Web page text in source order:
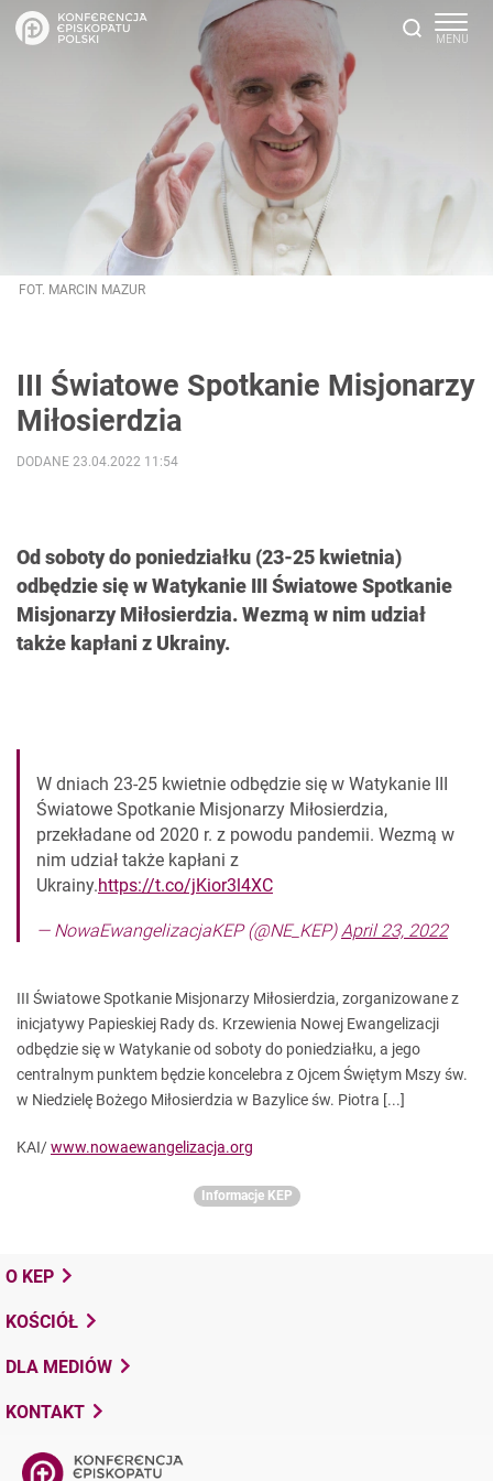
FOT. MARCIN MAZUR
III Światowe Spotkanie Misjonarzy
Miłosierdzia
Od soboty do poniedziałku (23-25 kwietnia)
odbędzie się w Watykanie III Światowe Spotkanie
Misjonarzy Miłosierdzia. Wezmą w nim udział
także kapłani z Ukrainy.
DODANE 23.04.2022 11:54
W dniach 23-25 kwietnie odbędzie się w Watykanie III
Światowe Spotkanie Misjonarzy Miłosierdzia,
przekładane od 2020 r. z powodu pandemii. Wezmą w
nim udział także kapłani z
Ukrainy.https://t.co/jKior3l4XC
— NowaEwangelizacjaKEP (@NE_KEP)April 23, 2022
III Światowe Spotkanie Misjonarzy Miłosierdzia, zorganizowane z
inicjatywy Papieskiej Rady ds. Krzewienia Nowej Ewangelizacji
odbędzie się w Watykanie od soboty do poniedziałku, a jego
centralnym punktem będzie koncelebra z Ojcem Świętym Mszy św.
w Niedzielę Bożego Miłosierdzia w Bazylice św. Piotra [...]
KAI/www.nowaewangelizacja.org
Informacje KEP
O KEP
KOŚCIÓŁ
DLA MEDIÓW
KONTAKT